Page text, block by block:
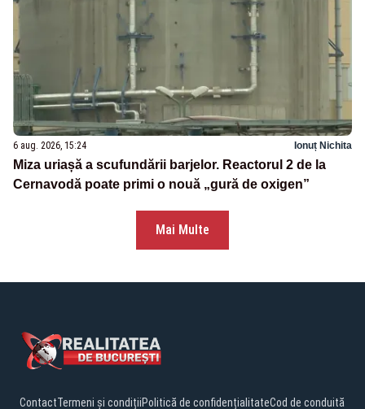
6 aug. 2026, 15:24 Ionuț Nichita
Miza uriașă a scufundării barjelor. Reactorul 2 de la
Cernavodă poate primi o nouă „gură de oxigen”
Mai Multe
ContactTermeni și condițiiPolitică de confidențialitateCod de conduită